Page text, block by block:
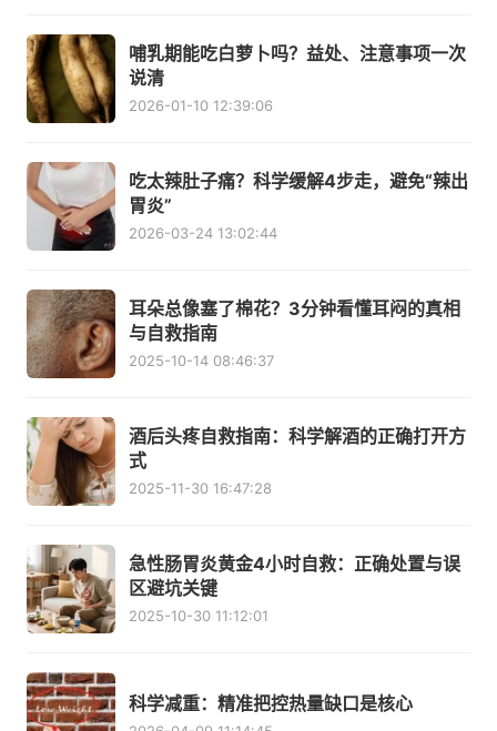
哺乳期能吃白萝卜吗？益处、注意事项一次
说清
2026-01-10 12:39:06
吃太辣肚子痛？科学缓解4步走，避免“辣出
胃炎”
2026-03-24 13:02:44
耳朵总像塞了棉花？3分钟看懂耳闷的真相
与自救指南
2025-10-14 08:46:37
酒后头疼自救指南：科学解酒的正确打开方
式
2025-11-30 16:47:28
急性肠胃炎黄金4小时自救：正确处置与误
区避坑关键
2025-10-30 11:12:01
科学减重：精准把控热量缺口是核心